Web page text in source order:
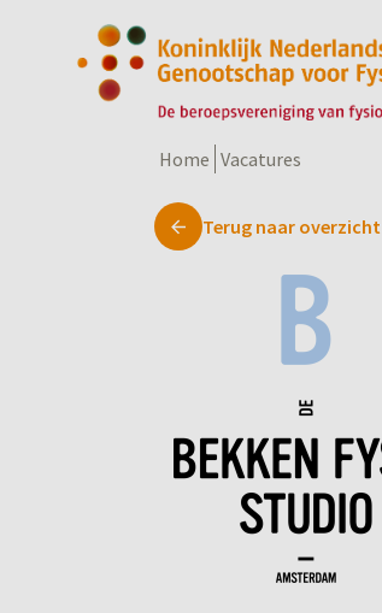
Home Vacatures
Terug naar overzicht